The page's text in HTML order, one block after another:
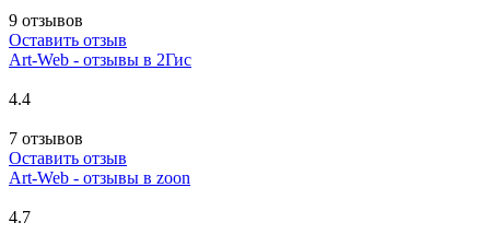
9 отзывов
Оставить отзыв
Art-Web - отзывы в 2Гис
4.4
7 отзывов
Оставить отзыв
Art-Web - отзывы в zoon
4.7